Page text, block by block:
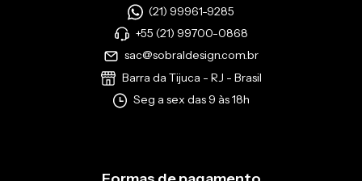
(21) 99961-9285
+55 (21) 99700-0868
sac@sobraldesign.com.br
Barra da Tijuca - RJ - Brasil
Seg a sex das 9 às 18h